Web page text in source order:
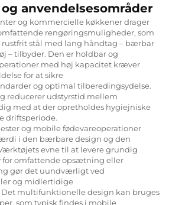
anvendelsesområder
og kommercielle køkkener drager
rengøringsmuligheder, som
stål med lang håndtag – bærbar
– tilbyder. Den er holdbar og
med høj kapacitet kræver
for at sikre
og optimal tilberedingsydelse.
reducerer udstyrstid mellem
med at der opretholdes hygiejniske
driftsperiode.
og mobile fødevareoperationer
i den bærbare design og den
evne til at levere grundig
for omfattende opsætning eller
gør det uundværligt ved
og midlertidige
Det multifunktionelle design kan bruges
som typisk findes i mobile